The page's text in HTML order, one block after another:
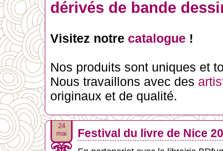
dérivés de bande
Visitez notre catalogue !
Nos produits sont uniques et
Nous travaillons avec des
originaux et de qualité.
24
mai
Festival du livre de Nice